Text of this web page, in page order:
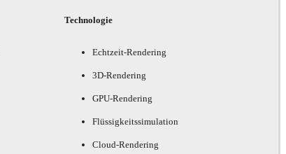
Technologie
Echtzeit-Rendering
3D-Rendering
GPU-Rendering
Flüssigkeitssimulation
Cloud-Rendering